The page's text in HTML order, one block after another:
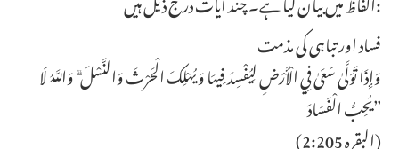
فساد اور تباہی کی مذمت
وَإِذَا تَوَلَّىٰ سَعَىٰ فِي الْأَرْضِ لِيُفْسِدَ فِيهَا وَيُهْلِكَ الْحَرْثَ وَالنَّسْلَ ۗ وَاللَّهُ لَا
يُحِبُّ الْفَسَادَ”
(البقرہ 2:205)